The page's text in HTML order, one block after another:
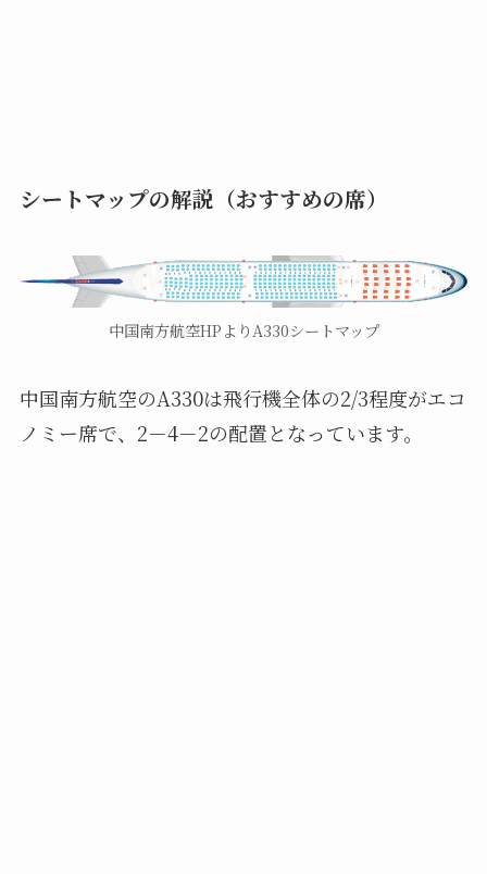
シートマップの解説（おすすめの席）
中国南方航空HPよりA330シートマップ
中国南方航空のA330は飛行機全体の2/3程度がエコ
ノミー席で、2－4－2の配置となっています。